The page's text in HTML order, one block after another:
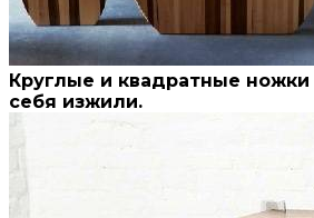
Круглые и квадратные
себя изжили.